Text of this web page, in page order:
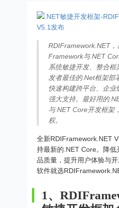
RDIFramework.NET，
Framework与.NET
系统敏捷开发、整合框
发者最佳的.Net框架部
快速构建跨平台、企业
强大支持。最好用的
与.NET Core开发框架
权。
全新RDIFramework.NET
持最新的.NET Core。降低
品质量，提升用户体验与
软件就选
1、